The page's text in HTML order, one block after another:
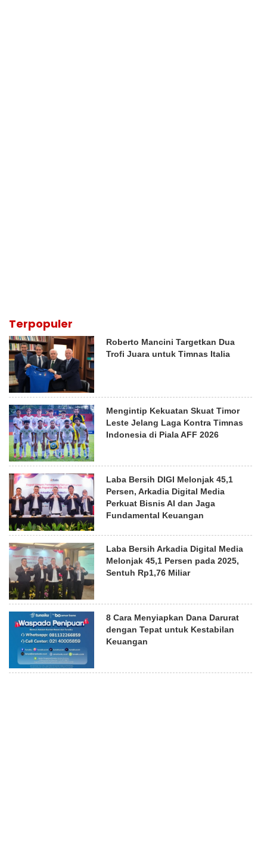
Terpopuler
Roberto Mancini Targetkan Dua
Trofi Juara untuk Timnas Italia
Mengintip Kekuatan Skuat Timor
Leste Jelang Laga Kontra Timnas
Indonesia di Piala AFF 2026
Laba Bersih DIGI Melonjak 45,1
Persen, Arkadia Digital Media
Perkuat Bisnis AI dan Jaga
Fundamental Keuangan
Laba Bersih Arkadia Digital Media
Melonjak 45,1 Persen pada 2025,
Sentuh Rp1,76 Miliar
8 Cara Menyiapkan Dana Darurat
dengan Tepat untuk Kestabilan
Keuangan